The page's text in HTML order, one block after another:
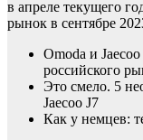
в апреле текущего
рынок в сентябре
Omoda и
российского
Это смело. 5
Jaecoo J7
Как у немцев: